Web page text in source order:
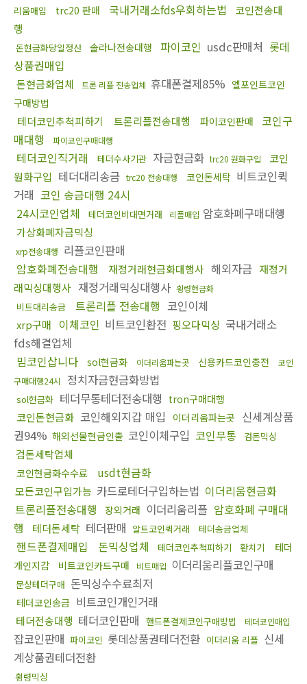
리움매입
trc20 판매 국내거래소fds우회하는법
코인전송대
행
돈현금화당일정산 솔라나전송대행 파이코인 usdc판매처 롯데
상품권매입
돈현금화업체 트론 리플 전송업체 휴대폰결제85% 엘포인트코인
구매방법
테더코인추척피하기 트론리플전송대행 파이코인판매
코인구
매대행
파이코인구매대행
테더코인직거래 테더수사기관 자금현금화 trc20 원화구입
코인
원화구입 테더대리송금 trc20 전송대행 코인돈세탁 비트코인퀵
거래 코인 송금대행 24시
24시코인업체
테더코인비대면거래 리플매입 암호화폐구매대행
가상화폐자금믹싱
xrp전송대행 리플코인판매
암호화폐전송대행
재정거래현금화대행사 해외자금 재정거
래믹싱대행사 재정거래믹싱대행사 횡령현금화
비트대리송금 트론리플 전송대행 코인이체
xrp구매 이체코인 비트코인환전 핑오다믹싱 국내거래소
fds해결업체
밈코인삽니다
sol현금화 이더리움파는곳 신용카드코인충전
코인
구매대행24시
정치자금현금화방법
sol현금화 테더무통테더전송대행 tron구매대행
코인돈현금화 코인해외지갑 매입 이더리움파는곳 신세계상품
권94% 해외선물현금인출 코인이체구입 코인무통 검돈믹싱
검돈세탁업체
코인현금화수수료 usdt현금화
모든코인구입가능 카드로테더구입하는법 이더리움현금화
트론리플전송대행
장외거래 이더리움리플 암호화폐 구매대
행
테더돈세탁 테더판매 알트코인퀵거래 테더송금업체
핸드폰결제매입 돈믹싱업체 테더코인추척피하기 환치기
테더
개인지갑
비트코인카드구매 비트매입 이더리움리플코인구매
문상테더구매 돈믹싱수수료최저
테더코인송금 비트코인개인거래
테더전송대행 테더코인판매 핸드폰결제코인구매방법 테더코인매입
잡코인판매 파이코인 롯데상품권테더전환 이더리움 리플 신세
계상품권테더전환
횡령믹싱